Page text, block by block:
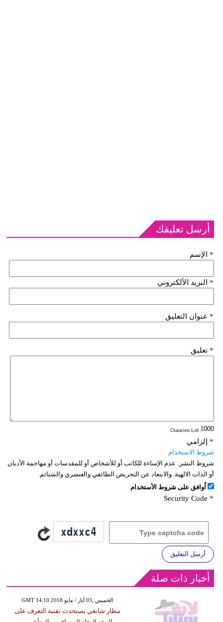
أرسل تعليقك
الإسم *
البريد الألكتروني *
عنوان التعليق *
تعليق *
: Characters Left
إلزامي *
شروط الاستخدام
شروط النشر: عدم الإساءة للكاتب أو للأشخاص أو للمقدسات أو مهاجمة الأديان
أو الذات الالهية. والابتعاد عن التحريض الطائفي والعنصري والشتائم.
اُوافق على شروط الأستخدام
Security Code *
أرسل التعليق
أخبار ذات صلة
GMT 14:10 2018 الخميس ,03 أيار / مايو
مطار شانغي يستحدث تقنية التعرف على